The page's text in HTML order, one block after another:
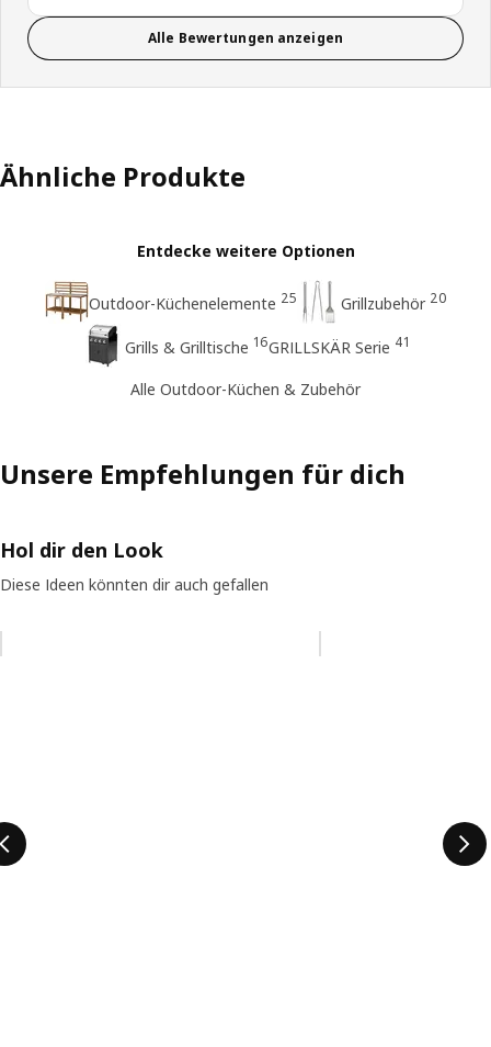
Alle Bewertungen anzeigen
Ähnliche Produkte
Entdecke weitere Optionen
Outdoor-Küchenelemente 25 Grillzubehör 20
Grills & Grilltische 16GRILLSKÄR Serie 41
Alle Outdoor-Küchen & Zubehör
Unsere Empfehlungen für dich
Hol dir den Look
Diese Ideen könnten dir auch gefallen